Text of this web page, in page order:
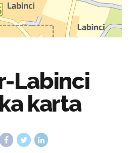
Labinci
karta